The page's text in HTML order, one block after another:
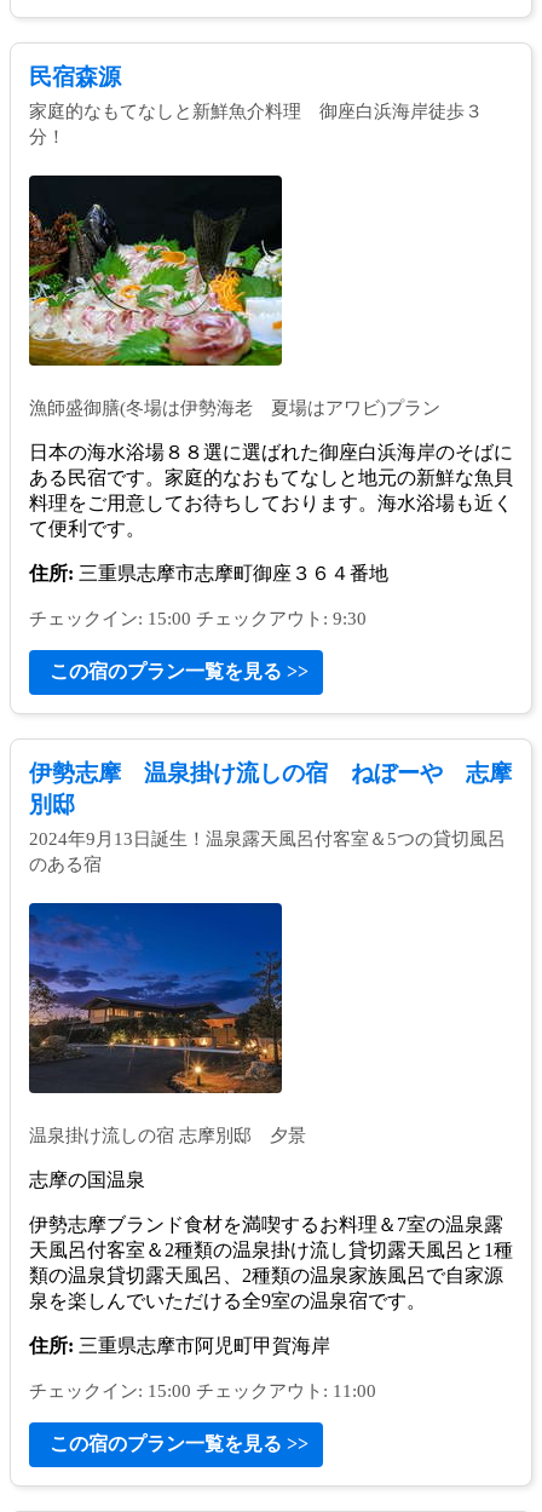
民宿森源
家庭的なもてなしと新鮮魚介料理 御座白浜海岸徒歩３
分！
漁師盛御膳(冬場は伊勢海老 夏場はアワビ)プラン
日本の海水浴場８８選に選ばれた御座白浜海岸のそばに
ある民宿です。家庭的なおもてなしと地元の新鮮な魚貝
料理をご用意してお待ちしております。海水浴場も近く
て便利です。
住所: 三重県志摩市志摩町御座３６４番地
チェックイン: 15:00 チェックアウト: 9:30
この宿のプラン一覧を見る >>
伊勢志摩 温泉掛け流しの宿 ねぼーや 志摩
別邸
2024年9月13日誕生！温泉露天風呂付客室＆5つの貸切風呂
のある宿
温泉掛け流しの宿 志摩別邸 夕景
志摩の国温泉
伊勢志摩ブランド食材を満喫するお料理＆7室の温泉露
天風呂付客室＆2種類の温泉掛け流し貸切露天風呂と1種
類の温泉貸切露天風呂、2種類の温泉家族風呂で自家源
泉を楽しんでいただける全9室の温泉宿です。
住所: 三重県志摩市阿児町甲賀海岸
チェックイン: 15:00 チェックアウト: 11:00
この宿のプラン一覧を見る >>